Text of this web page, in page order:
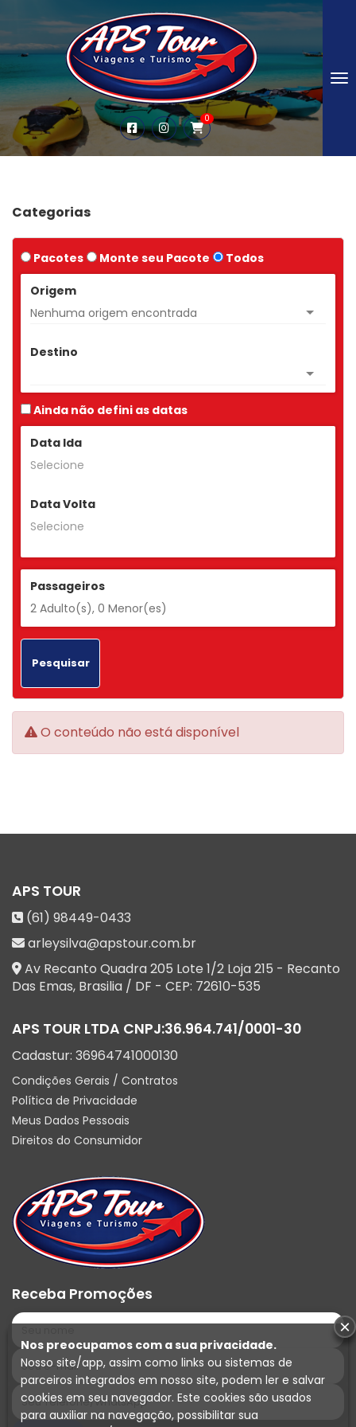
0
Categorias
Pacotes Monte seu Pacote Todos
Origem
Nenhuma origem encontrada
Destino
Ainda não defini as datas
Data Ida
Data Volta
Passageiros
Pesquisar
O conteúdo não está disponível
APS TOUR
(61) 98449-0433
arleysilva@apstour.com.br
Av Recanto Quadra 205 Lote 1/2 Loja 215 - Recanto
Das Emas, Brasilia / DF - CEP: 72610-535
APS TOUR LTDA CNPJ:36.964.741/0001-30
Cadastur: 36964741000130
Condições Gerais / Contratos
Política de Privacidade
Meus Dados Pessoais
Direitos do Consumidor
Receba Promoções
Nos preocupamos com a sua privacidade.
Nosso site/app, assim como links ou sistemas de
parceiros integrados em nosso site, podem ler e salvar
cookies em seu navegador. Este cookies são usados
para auxiliar na navegação, possibilitar sua
×